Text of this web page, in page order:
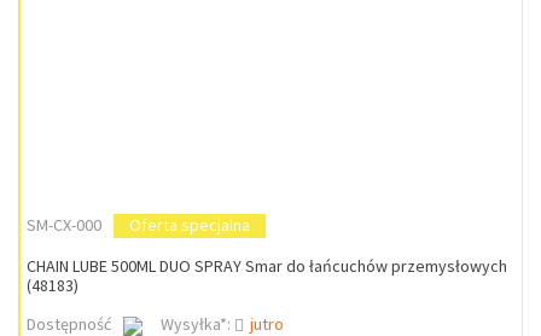
SM-CX-000
Oferta specjalna
CHAIN LUBE 500ML DUO SPRAY Smar do łańcuchów przemysłowych
(48183)
Dostępność
Wysyłka*: jutro